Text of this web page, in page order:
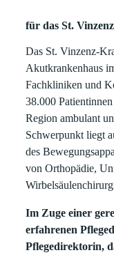
für das St.
Das St. Vinzenz-
Akutkrankenhaus
Fachkliniken und
38.000
Region ambulant
Schwerpunkt liegt
des
von Orthopädie,
Im Zuge einer
erfahrenen
Pflegedirektorin,